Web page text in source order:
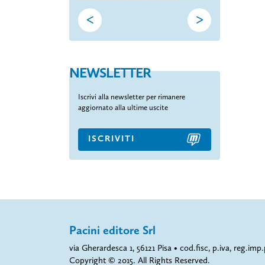
< >
NEWSLETTER
Iscrivi alla newsletter per rimanere
aggiornato alla ultime uscite
ISCRIVITI
Pacini editore Srl
via Gherardesca 1, 56121 Pisa • cod.fisc, p.iva,
Copyright © 2015. All Rights Reserved.